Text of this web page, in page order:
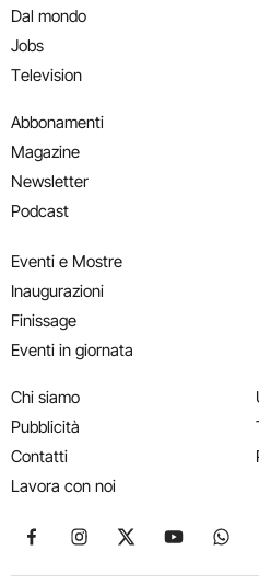
Dal mondo
Jobs
Television
Abbonamenti
Magazine
Newsletter
Podcast
Eventi e Mostre
Inaugurazioni
Finissage
Eventi in giornata
Chi siamo
Pubblicità
Contatti
Lavora con noi
Seguici su Facebook
Seguici su Instagram
Seguici su X
Seguici su